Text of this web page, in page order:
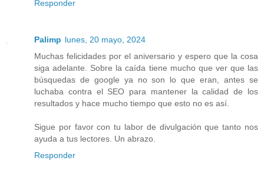
Responder
Palimp lunes, 20 mayo, 2024
Muchas felicidades por el aniversario y espero que la cosa
siga adelante. Sobre la caída tiene mucho que ver que las
búsquedas de google ya no son lo que eran, antes se
luchaba contra el SEO para mantener la calidad de los
resultados y hace mucho tiempo que esto no es así.
Sigue por favor con tu labor de divulgación que tanto nos
ayuda a tus lectores. Un abrazo.
Responder